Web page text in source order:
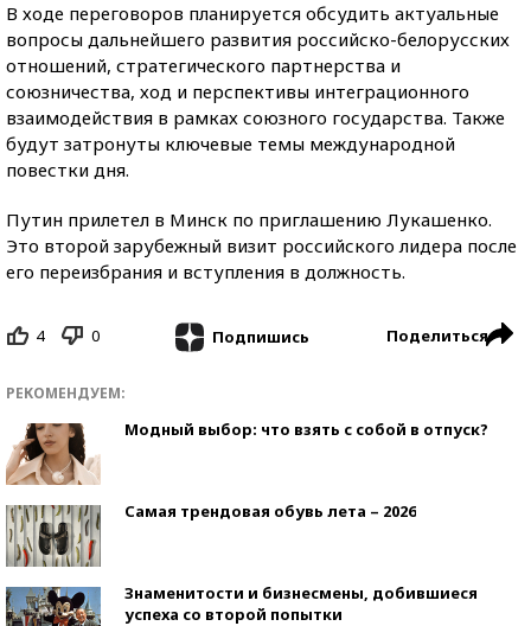
В ходе переговоров планируется обсудить актуальные
вопросы дальнейшего развития российско-белорусских
отношений, стратегического партнерства и
союзничества, ход и перспективы интеграционного
взаимодействия в рамках союзного государства. Также
будут затронуты ключевые темы международной
повестки дня.
Путин прилетел в Минск по приглашению Лукашенко.
Это второй зарубежный визит российского лидера после
его переизбрания и вступления в должность.
4 0 Подпишись Поделиться
РЕКОМЕНДУЕМ:
Модный выбор: что взять с собой в отпуск?
Самая трендовая обувь лета – 2026
Знаменитости и бизнесмены, добившиеся
успеха со второй попытки